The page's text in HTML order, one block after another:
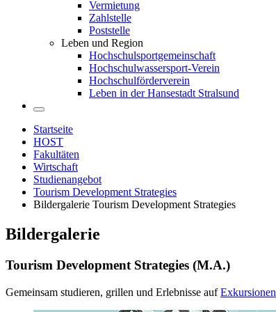
Vermietung
Zahlstelle
Poststelle
Leben und Region
Hochschulsportgemeinschaft
Hochschulwassersport-Verein
Hochschulförderverein
Leben in der Hansestadt Stralsund
Startseite
HOST
Fakultäten
Wirtschaft
Studienangebot
Tourism Development Strategies
Bildergalerie Tourism Development Strategies
Bil­der­ga­le­rie
Tou­rism De­ve­lop­ment Stra­te­gies (M.A.)
Gemeinsam studieren, grillen und Erlebnisse aufExkursionen